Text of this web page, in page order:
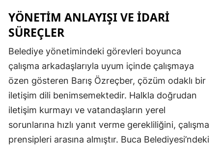
YÖNETIM ANLAYIŞI VE İDARI
SÜREÇLER
Belediye yönetimindeki görevleri boyunca
çalışma arkadaşlarıyla uyum içinde çalışmaya
özen gösteren Barış Özreçber, çözüm odaklı bir
iletişim dili benimsemektedir. Halkla doğrudan
iletişim kurmayı ve vatandaşların yerel
sorunlarına hızlı yanıt verme gerekliliğini, çalışma
prensipleri arasına almıştır. Buca Belediyesi’ndeki